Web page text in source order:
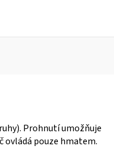
Prohnutí umožňuje
pouze hmatem.